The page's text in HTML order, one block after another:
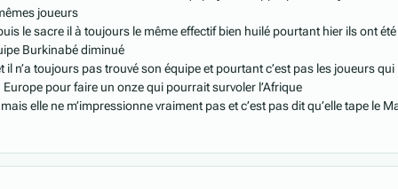
joueurs
le sacre il à toujours le même effectif bien huilé pourtant hier ils ont été
Burkinabé diminué
il n’a toujours pas trouvé son équipe et pourtant c’est pas les joueurs qui
pour faire un onze qui pourrait survoler l’Afrique
elle ne m’impressionne vraiment pas et c’est pas dit qu’elle tape le